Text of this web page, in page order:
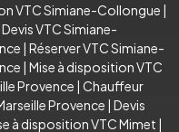
VTC Simiane-Collongue |
Devis VTC Simiane-
| Réserver VTC Simiane-
| Mise à disposition VTC
Provence | Chauffeur
Provence | Devis
à disposition VTC Mimet |